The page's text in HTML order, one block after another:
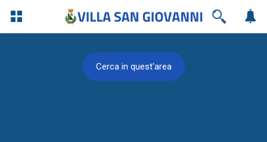
Cerca in quest'area